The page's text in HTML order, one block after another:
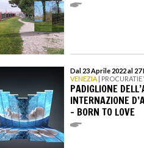
Dal 23 Aprile 2022 al
VENEZIA |
PADIGLIONE
INTERNAZIONE
- BORN TO LOVE